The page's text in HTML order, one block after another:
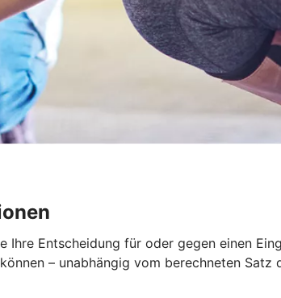
Entscheidung für oder gegen einen
– unabhängig vom berechneten